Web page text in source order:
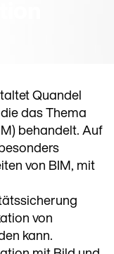
Quandel
das Thema
behandelt. Auf
von BIM, mit
von
kann.